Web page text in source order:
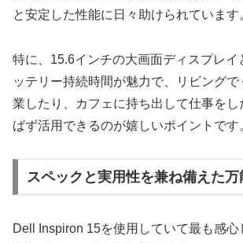
と安定した性能に日々助けられています
特に、15.6インチの大画面ディスプレイ
ッテリー持続時間が魅力で、リビング
業したり、カフェに持ち出して仕事をし
ばず活用できるのが嬉しいポイントです
スペックと実用性を兼ね備えた万
Dell Inspiron 15を使用していて最も感心